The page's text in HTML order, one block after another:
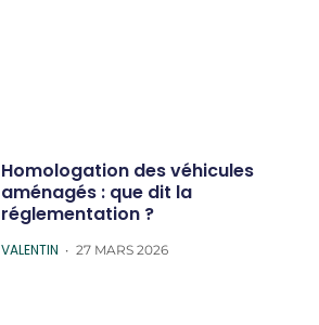
Homologation des véhicules
aménagés : que dit la
réglementation ?
POSTED
VALENTIN 27 MARS 2026